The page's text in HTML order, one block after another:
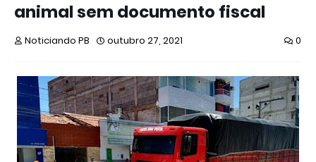
animal sem documento fiscal
Noticiando PB outubro 27, 2021 0